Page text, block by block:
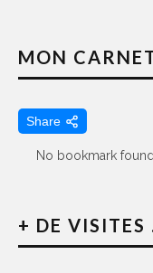
MON
Share
No bookmark
+ DE VISITES